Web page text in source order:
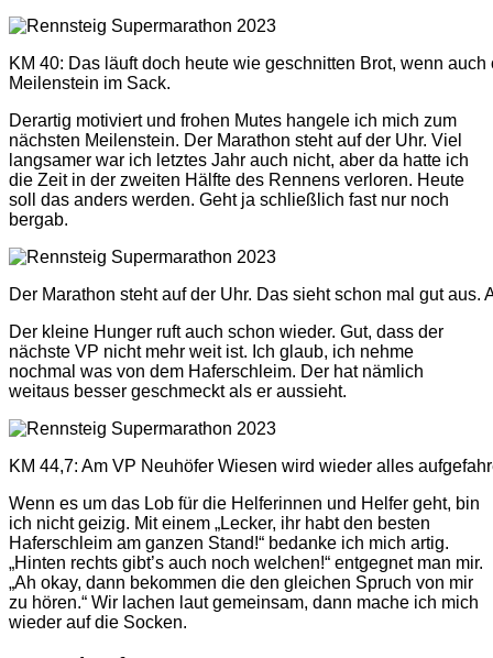
KM 40: Das läuft doch heute wie geschnitten Brot, wenn
Meilenstein im Sack.
Derartig motiviert und frohen Mutes hangele ich mich zum
nächsten Meilenstein. Der Marathon steht auf der Uhr. Viel
langsamer war ich letztes Jahr auch nicht, aber da hatte ich
die Zeit in der zweiten Hälfte des Rennens verloren. Heute
soll das anders werden. Geht ja schließlich fast nur noch
bergab.
Der Marathon steht auf der Uhr. Das sieht schon mal gut
Der kleine Hunger ruft auch schon wieder. Gut, dass der
nächste VP nicht mehr weit ist. Ich glaub, ich nehme
nochmal was von dem Haferschleim. Der hat nämlich
weitaus besser geschmeckt als er aussieht.
KM 44,7: Am VP Neuhöfer Wiesen wird wieder alles
Wenn es um das Lob für die Helferinnen und Helfer geht, bin
ich nicht geizig. Mit einem „Lecker, ihr habt den besten
Haferschleim am ganzen Stand!“ bedanke ich mich artig.
„Hinten rechts gibt’s auch noch welchen!“ entgegnet man mir.
„Ah okay, dann bekommen die den gleichen Spruch von mir
zu hören.“ Wir lachen laut gemeinsam, dann mache ich mich
wieder auf die Socken.